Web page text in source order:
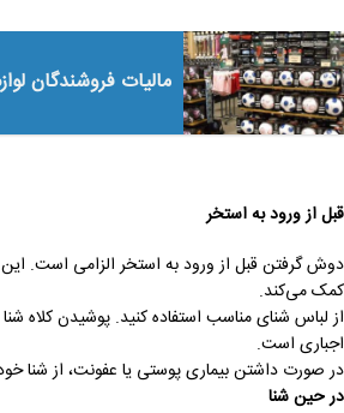
مالیات فروشندگان
قبل از ورود به استخر
دوش گرفتن قبل از ورود به استخر الزامی است.
کمک می‌کند.
از لباس شنای مناسب استفاده کنید. پوشیدن کلاه
اجباری است.
در صورت داشتن بیماری پوستی یا عفونت، از شنا
در حین شنا